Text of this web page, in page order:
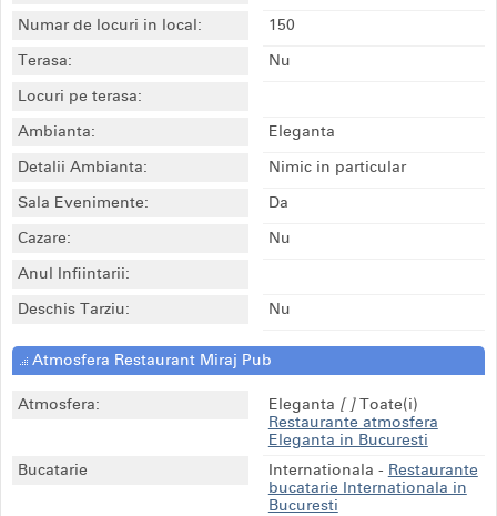
Numar de locuri in local:
150
Terasa:
Nu
Locuri pe terasa:
Ambianta:
Eleganta
Detalii Ambianta:
Nimic in particular
Sala Evenimente:
Da
Cazare:
Nu
Anul Infiintarii:
Deschis Tarziu:
Nu
Atmosfera Restaurant Miraj Pub
Atmosfera: Eleganta [ ]Toate(i)
Restaurante atmosfera
Eleganta in Bucuresti
Bucatarie
Internationala - Restaurante
bucatarie Internationala in
Bucuresti